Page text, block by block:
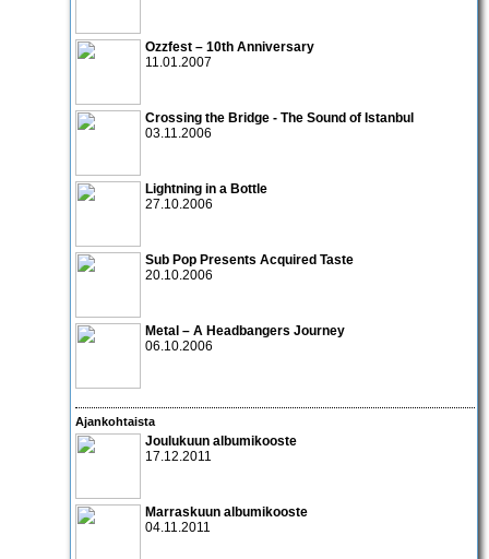
Ozzfest – 10th Anniversary
11.01.2007
Crossing the Bridge - The Sound of Istanbul
03.11.2006
Lightning in a Bottle
27.10.2006
Sub Pop Presents Acquired Taste
20.10.2006
Metal – A Headbangers Journey
06.10.2006
Ajankohtaista
Joulukuun albumikooste
17.12.2011
Marraskuun albumikooste
04.11.2011